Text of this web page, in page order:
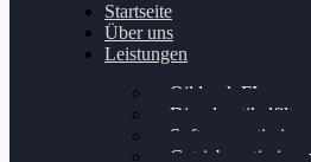
Startseite
Über uns
Leistungen
Oildruck FIx
Dieselpartikelfilter